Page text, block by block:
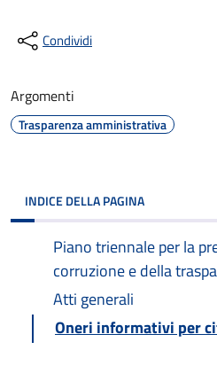
Condividi
Argomenti
Trasparenza amministrativa
INDICE DELLA PAGINA
Piano triennale per la
corruzione e della
Atti generali
Oneri informativi per